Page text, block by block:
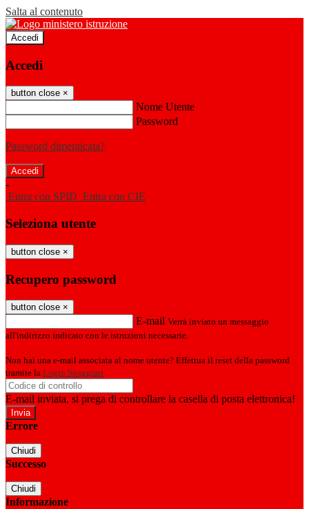
Salta al contenuto
Accedi
Accedi
button close ×
Nome Utente
Password
Password dimenticata?
-
Entra con SPID Entra con CIE
Seleziona utente
button close ×
Recupero password
button close ×
E-mail Verrà inviato un messaggio
all'indirizzo indicato con le istruzioni necessarie.
Non hai una e-mail associata al nome utente? Effettua il reset della password
tramite la Login Spaggiari
E-mail inviata, si prega di controllare la casella di posta elettronica!
Errore
Chiudi
Successo
Chiudi
Informazione